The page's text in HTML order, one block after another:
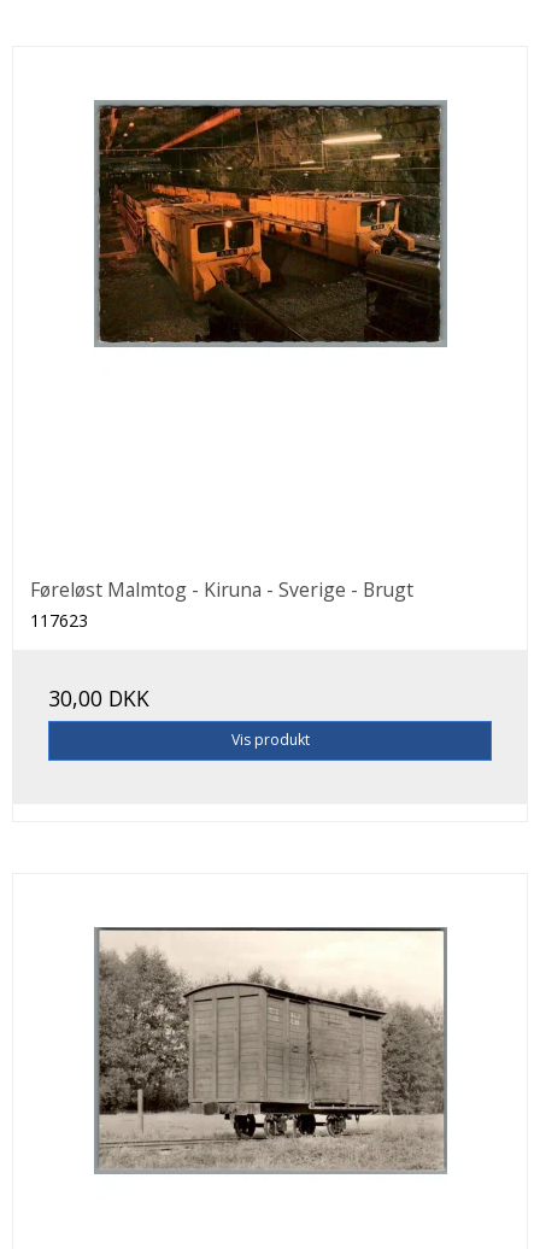
Føreløst Malmtog - Kiruna - Sverige - Brugt
117623
30,00 DKK
Vis produkt